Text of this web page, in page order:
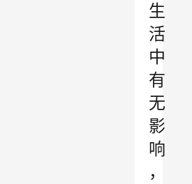
生
活
中
有
无
影
响
，